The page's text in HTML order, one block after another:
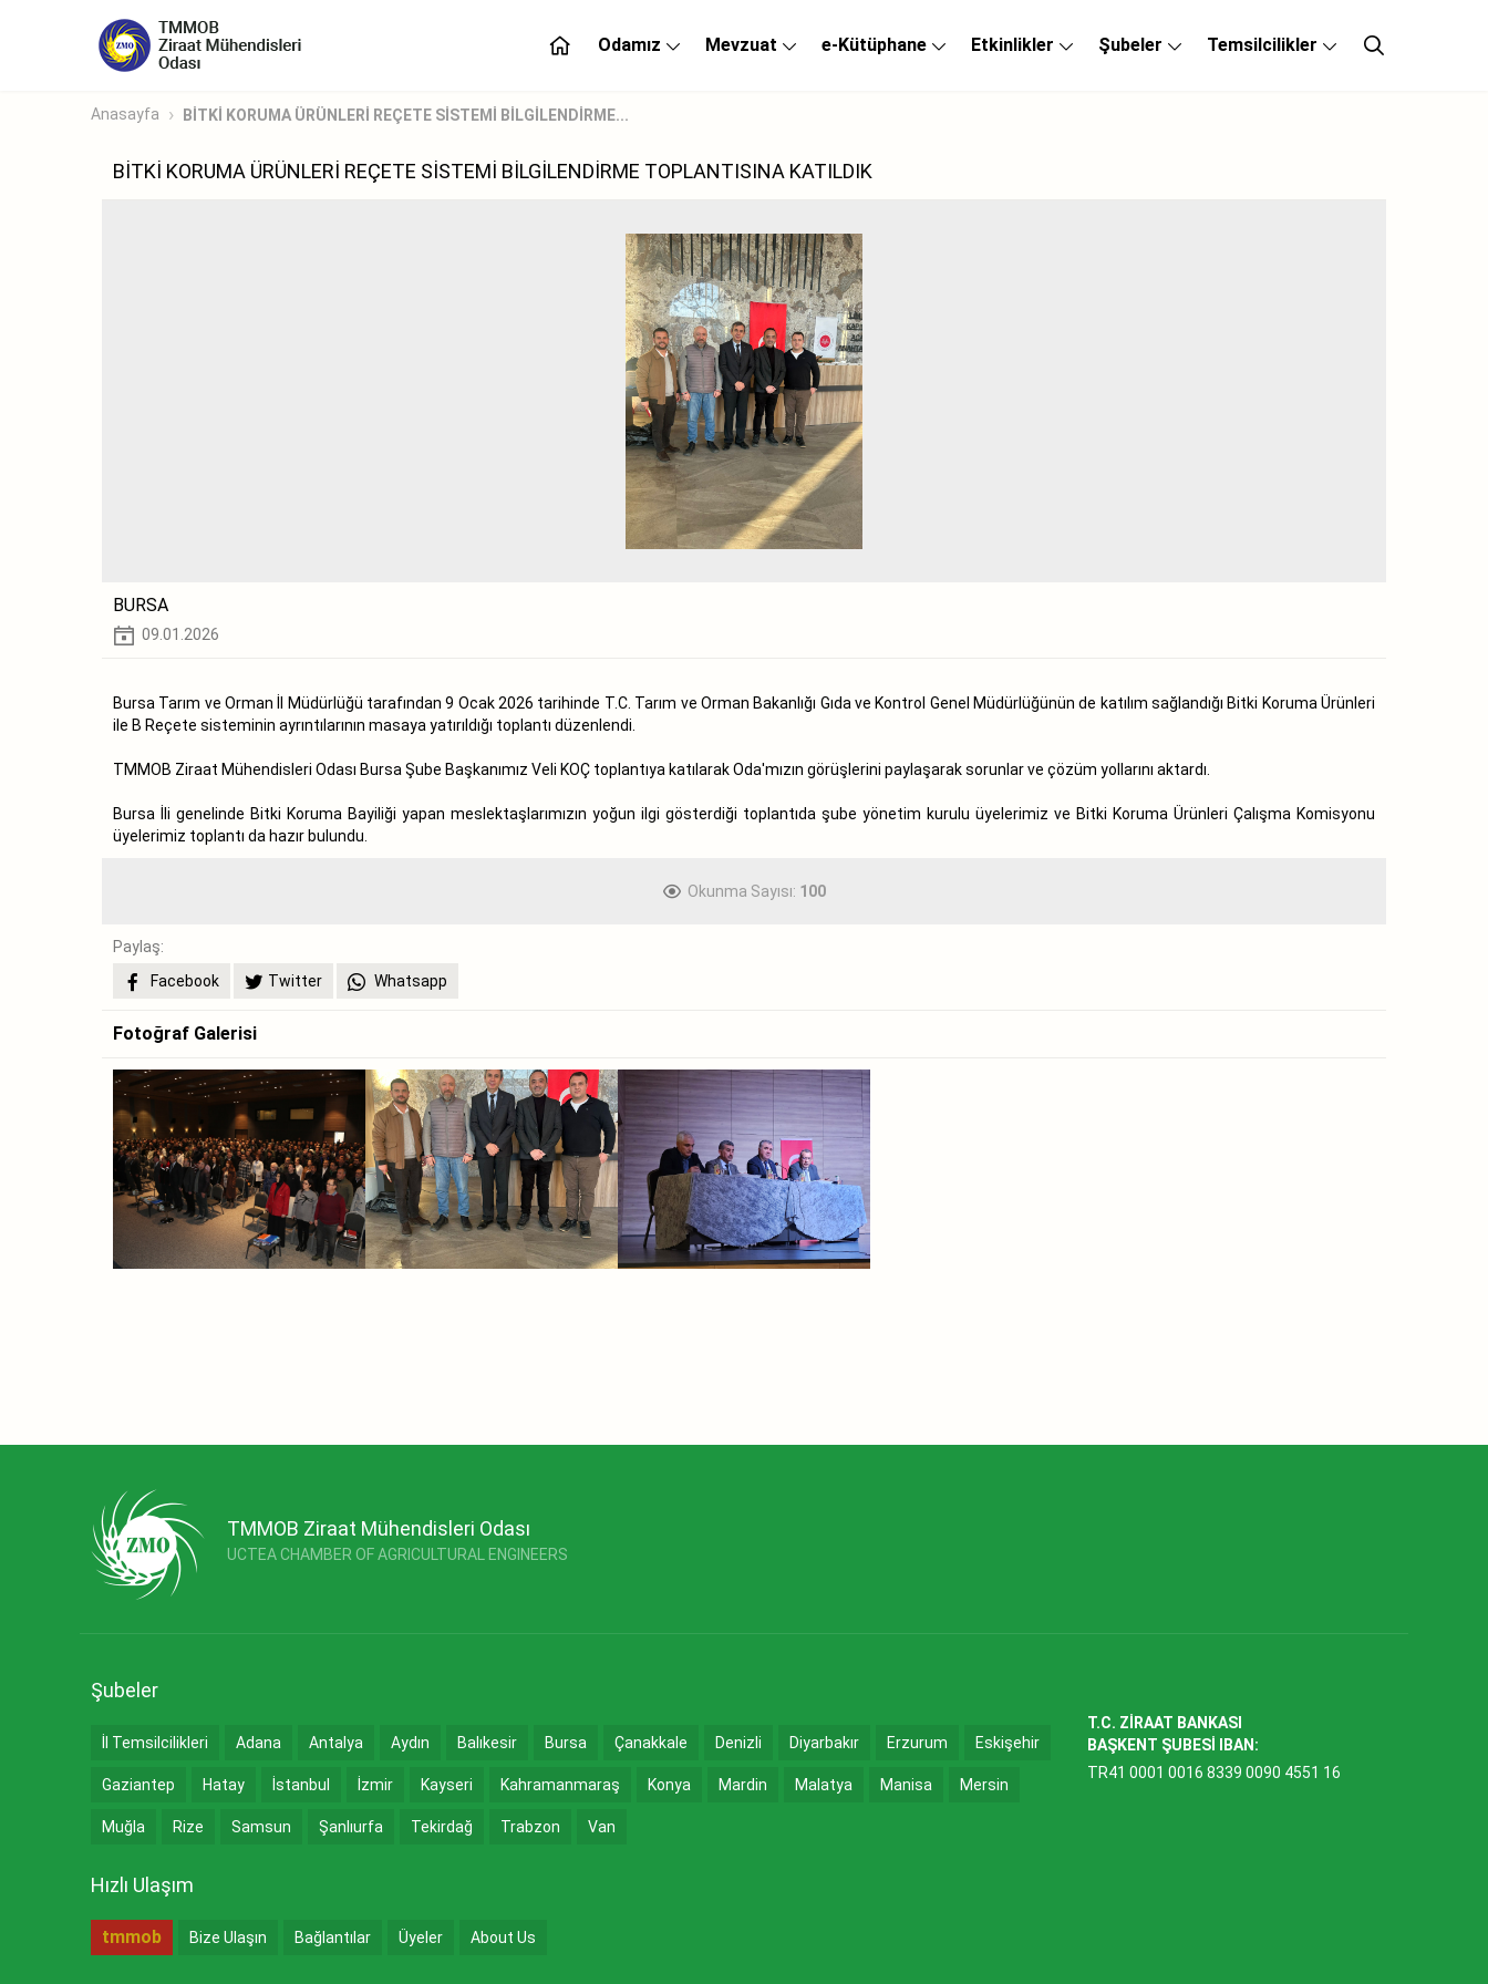
Odamız Mevzuat e-Kütüphane Etkinlikler Şubeler Temsilcilikler
Anasayfa BİTKİ KORUMA ÜRÜNLERİ REÇETE SİSTEMİ BİLGİLENDİRME...
BİTKİ KORUMA ÜRÜNLERİ REÇETE SİSTEMİ BİLGİLENDİRME TOPLANTISINA KATILDIK
BURSA
09.01.2026
Bursa Tarım ve Orman İl Müdürlüğü tarafından 9 Ocak 2026 tarihinde T.C. Tarım ve Orman Bakanlığı Gıda ve Kontrol Genel Müdürlüğünün de katılım sağlandığı Bitki Koruma Ürünleri
ile B Reçete sisteminin ayrıntılarının masaya yatırıldığı toplantı düzenlendi.
TMMOB Ziraat Mühendisleri Odası Bursa Şube Başkanımız Veli KOÇ toplantıya katılarak Oda'mızın görüşlerini paylaşarak sorunlar ve çözüm yollarını aktardı.
Bursa İli genelinde Bitki Koruma Bayiliği yapan meslektaşlarımızın yoğun ilgi gösterdiği toplantıda şube yönetim kurulu üyelerimiz ve Bitki Koruma Ürünleri Çalışma Komisyonu
üyelerimiz toplantı da hazır bulundu.
Okunma Sayısı: 100
Paylaş:
Facebook
Twitter Whatsapp
Fotoğraf Galerisi
TMMOB Ziraat Mühendisleri Odası
UCTEA CHAMBER OF AGRICULTURAL ENGINEERS
Şubeler
İl Temsilcilikleri Adana Antalya Aydın Balıkesir Bursa Çanakkale Denizli Diyarbakır Erzurum Eskişehir
Gaziantep Hatay İstanbul İzmir Kayseri Kahramanmaraş Konya Mardin Malatya Manisa Mersin
Muğla Rize Samsun Şanlıurfa Tekirdağ Trabzon Van
Hızlı Ulaşım
tmmob Bize Ulaşın Bağlantılar Üyeler About Us
T.C. ZİRAAT BANKASI
BAŞKENT ŞUBESİ IBAN:
TR41 0001 0016 8339 0090 4551 16